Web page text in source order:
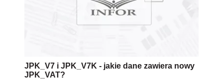
JPK_V7 i JPK_V7K - jakie dane zawiera nowy
JPK_VAT?